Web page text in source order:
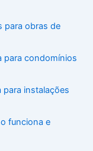
para obras de
para condomínios
para instalações
funciona e